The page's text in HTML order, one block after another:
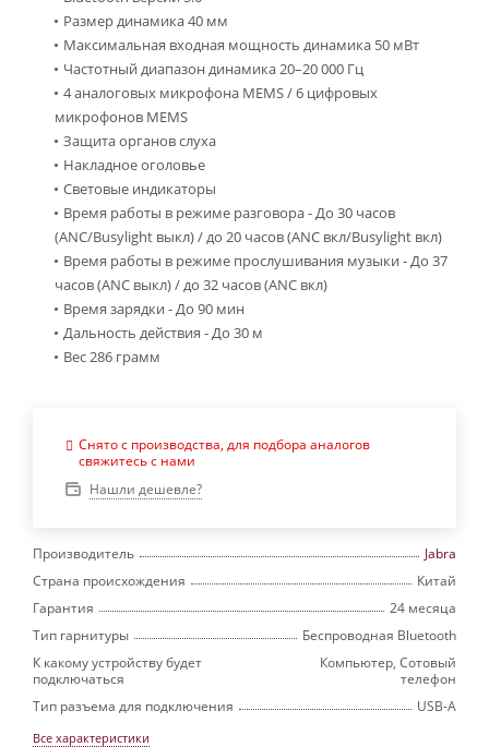
Размер динамика 40 мм
Максимальная входная мощность динамика 50 мВт
Частотный диапазон динамика 20–20 000 Гц
4 аналоговых микрофона MEMS / 6 цифровых
микрофонов MEMS
Защита органов слуха
Накладное оголовье
Световые индикаторы
Время работы в режиме разговора - До 30 часов
(ANC/Busylight выкл) / до 20 часов (ANC вкл/Busylight вкл)
Время работы в режиме прослушивания музыки - До 37
часов (ANC выкл) / до 32 часов (ANC вкл)
Время зарядки - До 90 мин
Дальность действия - До 30 м
Вес 286 грамм
Снято с производства, для подбора аналогов
свяжитесь с нами
Нашли дешевле?
Производитель
Jabra
Страна происхождения
Китай
Гарантия
24 месяца
Тип гарнитуры
Беспроводная Bluetooth
К какому устройству будет
подключаться
Компьютер, Сотовый
телефон
Тип разъема для подключения
USB-A
Все характеристики